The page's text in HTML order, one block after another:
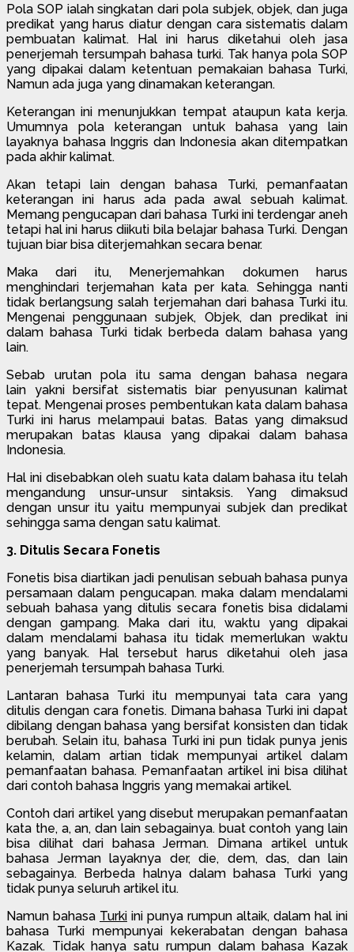
Pola SOP ialah singkatan dari pola subjek, objek, dan juga
predikat yang harus diatur dengan cara sistematis dalam
pembuatan kalimat. Hal ini harus diketahui oleh jasa
penerjemah tersumpah bahasa turki. Tak hanya pola SOP
yang dipakai dalam ketentuan pemakaian bahasa Turki,
Namun ada juga yang dinamakan keterangan.
Keterangan ini menunjukkan tempat ataupun kata kerja.
Umumnya pola keterangan untuk bahasa yang lain
layaknya bahasa Inggris dan Indonesia akan ditempatkan
pada akhir kalimat.
Akan tetapi lain dengan bahasa Turki, pemanfaatan
keterangan ini harus ada pada awal sebuah kalimat.
Memang pengucapan dari bahasa Turki ini terdengar aneh
tetapi hal ini harus diikuti bila belajar bahasa Turki. Dengan
tujuan biar bisa diterjemahkan secara benar.
Maka dari itu, Menerjemahkan dokumen harus
menghindari terjemahan kata per kata. Sehingga nanti
tidak berlangsung salah terjemahan dari bahasa Turki itu.
Mengenai penggunaan subjek, Objek, dan predikat ini
dalam bahasa Turki tidak berbeda dalam bahasa yang
lain.
Sebab urutan pola itu sama dengan bahasa negara
lain yakni bersifat sistematis biar penyusunan kalimat
tepat. Mengenai proses pembentukan kata dalam bahasa
Turki ini harus melampaui batas. Batas yang dimaksud
merupakan batas klausa yang dipakai dalam bahasa
Indonesia.
Hal ini disebabkan oleh suatu kata dalam bahasa itu telah
mengandung unsur-unsur sintaksis. Yang dimaksud
dengan unsur itu yaitu mempunyai subjek dan predikat
sehingga sama dengan satu kalimat.
3. Ditulis Secara Fonetis
Fonetis bisa diartikan jadi penulisan sebuah bahasa punya
persamaan dalam pengucapan. maka dalam mendalami
sebuah bahasa yang ditulis secara fonetis bisa didalami
dengan gampang. Maka dari itu, waktu yang dipakai
dalam mendalami bahasa itu tidak memerlukan waktu
yang banyak. Hal tersebut harus diketahui oleh jasa
penerjemah tersumpah bahasa Turki.
Lantaran bahasa Turki itu mempunyai tata cara yang
ditulis dengan cara fonetis. Dimana bahasa Turki ini dapat
dibilang dengan bahasa yang bersifat konsisten dan tidak
berubah. Selain itu, bahasa Turki ini pun tidak punya jenis
kelamin, dalam artian tidak mempunyai artikel dalam
pemanfaatan bahasa. Pemanfaatan artikel ini bisa dilihat
dari contoh bahasa Inggris yang memakai artikel.
Contoh dari artikel yang disebut merupakan pemanfaatan
kata the, a, an, dan lain sebagainya. buat contoh yang lain
bisa dilihat dari bahasa Jerman. Dimana artikel untuk
bahasa Jerman layaknya der, die, dem, das, dan lain
sebagainya. Berbeda halnya dalam bahasa Turki yang
tidak punya seluruh artikel itu.
Namun bahasa Turki ini punya rumpun altaik, dalam hal ini
bahasa Turki mempunyai kekerabatan dengan bahasa
Kazak. Tidak hanya satu rumpun dalam bahasa Kazak